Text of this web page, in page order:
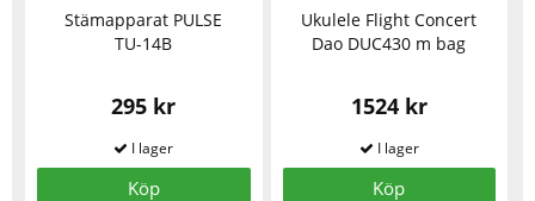
Stämapparat PULSE
TU-14B
295 kr
Köp
Ukulele Flight Concert
Dao DUC430 m bag
1524 kr
Köp